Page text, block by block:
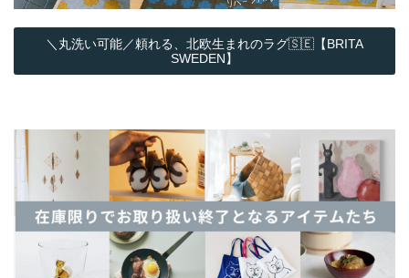
＼丸洗い可能／頼れる、北欧生まれのラグ🇸🇪【BRITA
SWEDEN】